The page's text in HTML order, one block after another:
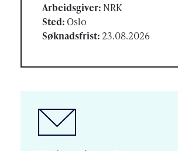
Arbeidsgiver: NRK
Sted: Oslo
Søknadsfrist:23.08.2026